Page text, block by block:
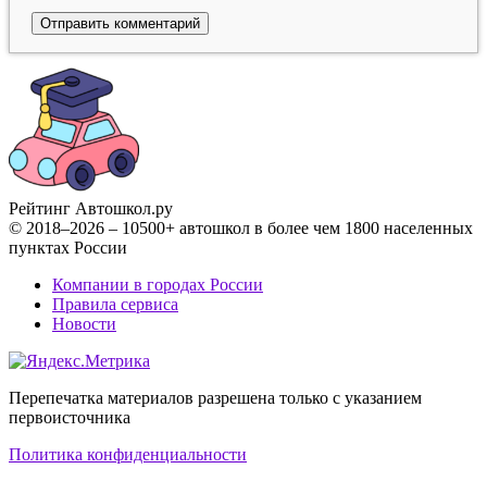
Рейтинг Автошкол.ру
© 2018–2026 – 10500+ автошкол в более чем 1800 населенных
пунктах России
Компании в городах России
Правила сервиса
Новости
Перепечатка материалов разрешена только с указанием
первоисточника
Политика конфиденциальности